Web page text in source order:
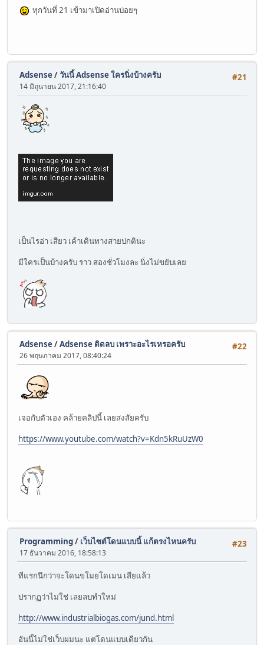
ทุกวันที่ 21 เข้ามาเปิดอ่านบ่อยๆ
#21
Adsense/วันนี้ Adsense ใครนิ่งบ้างครับ
14 มิถุนายน 2017, 21:16:40
เป็นไรอ่า เสียว เค้าเดินทางสายปกตินะ
มีใครเป็นบ้างครับ ราว สองชั่วโมงละ นิ่งไม่ขยับเลย
#22
Adsense/Adsense ติดลบ เพราะอะไรเหรอครับ
26 พฤษภาคม 2017, 08:40:24
เจอกับตัวเอง คล้ายคลิปนี้ เลยสงสัยครับ
https://www.youtube.com/watch?v=Kdn5kRuUzW0
#23
Programming/ เว็บไซต์โดนแบบนี้ แก้ตรงไหนครับ
17 ธันวาคม 2016, 18:58:13
ทีแรกนึกว่าจะโดนขโมยโดเมน เสียแล้ว
ปรากฏว่าไม่ใช่ เลยลบทำใหม่
http://www.industrialbiogas.com/jund.html
อันนี้ไม่ใช่เว็บผมนะ แต่โดนแบบเดียวกัน